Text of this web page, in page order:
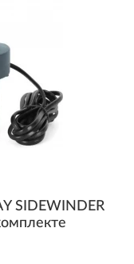
SIDEWINDER